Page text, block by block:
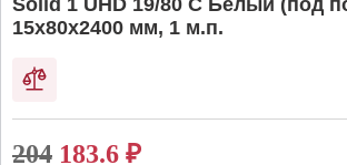
Solid 1 UHD 19/80 C Белый (под
15х80х2400 мм, 1 м.п.
204 183.6 ₽